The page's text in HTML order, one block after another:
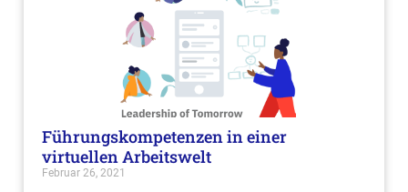
Führungskompetenzen in einer
virtuellen Arbeitswelt
Februar 26, 2021